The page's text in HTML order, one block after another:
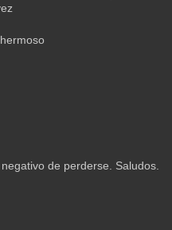
de perderse. Saludos.